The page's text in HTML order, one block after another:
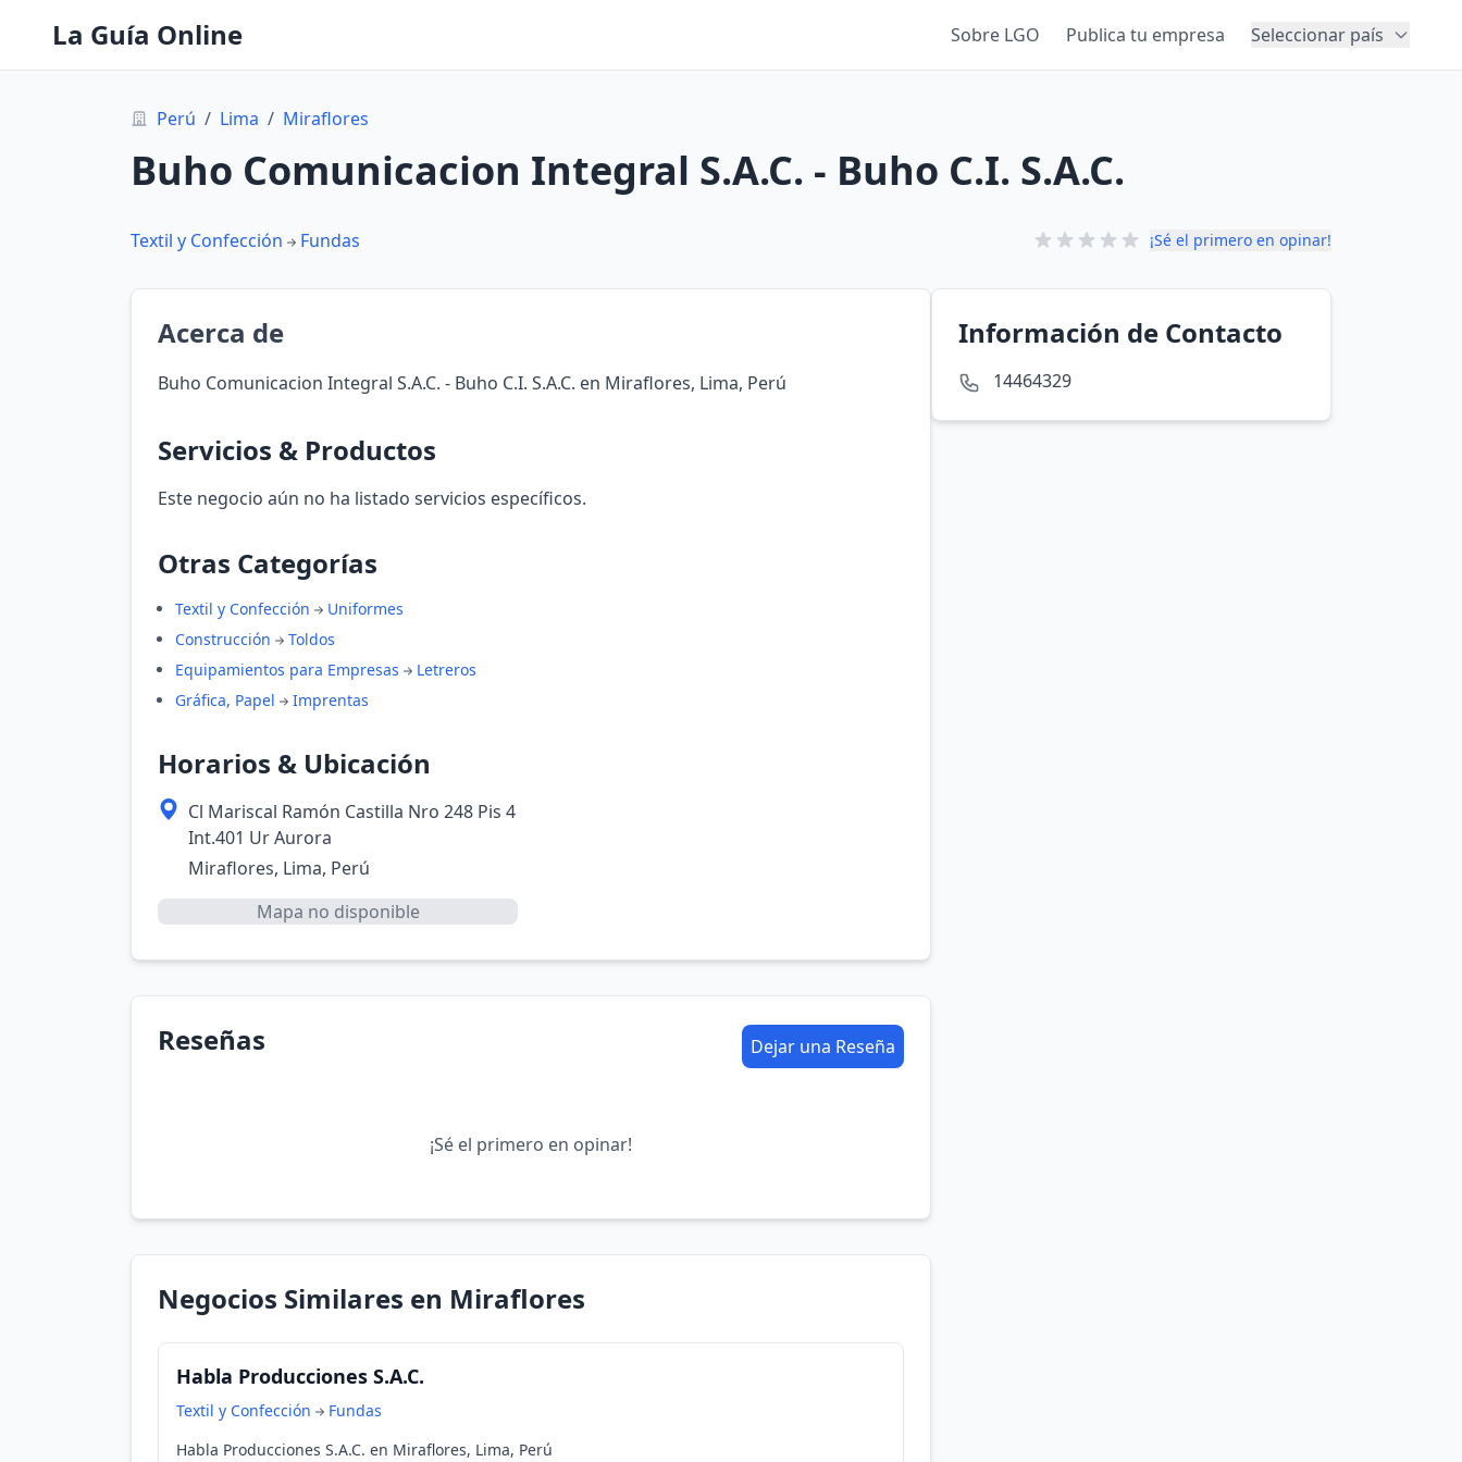
La Guía Online Sobre LGO Publica tu empresa Seleccionar país
Perú / Lima / Miraflores
Buho Comunicacion Integral S.A.C. - Buho C.I. S.A.C.
Textil y Confección Fundas ¡Sé el primero en opinar!
Acerca de
Buho Comunicacion Integral S.A.C. - Buho C.I. S.A.C. en Miraflores, Lima, Perú
Servicios & Productos
Este negocio aún no ha listado servicios específicos.
Otras Categorías
Textil y Confección
Uniformes
Construcción
Toldos
Equipamientos para Empresas
Letreros
Gráfica, Papel
Imprentas
Horarios & Ubicación
Cl Mariscal Ramón Castilla Nro 248 Pis 4
Int.401 Ur Aurora
Miraflores, Lima, Perú
Mapa no disponible
Reseñas Dejar una Reseña
¡Sé el primero en opinar!
Negocios Similares en Miraflores
Habla Producciones S.A.C.
Textil y Confección
Fundas
Habla Producciones S.A.C. en Miraflores, Lima, Perú
Información de Contacto
14464329